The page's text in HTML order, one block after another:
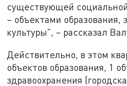
существующей
– объектами образования,
культуры", – рассказал
Действительно, в этом
объектов образования, 1
здравоохранения